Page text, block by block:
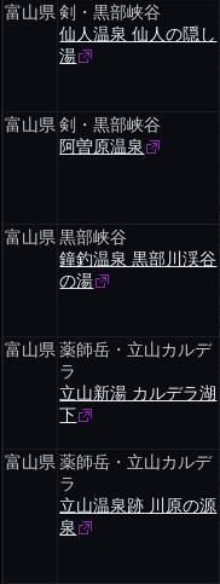
富山県剣・黒部峡谷
仙人温泉 仙人の隠し
湯
富山県剣・黒部峡谷
阿曽原温泉
富山県黒部峡谷
鐘釣温泉 黒部川渓谷
の湯
富山県薬師岳・立山カルデ
ラ
立山新湯 カルデラ湖
下
富山県薬師岳・立山カルデ
ラ
立山温泉跡 川原の源
泉